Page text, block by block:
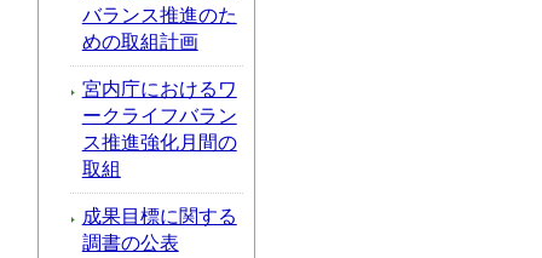
バランス推進のた
めの取組計画
宮内庁におけるワ
ークライフバラン
ス推進強化月間の
取組
成果目標に関する
調書の公表